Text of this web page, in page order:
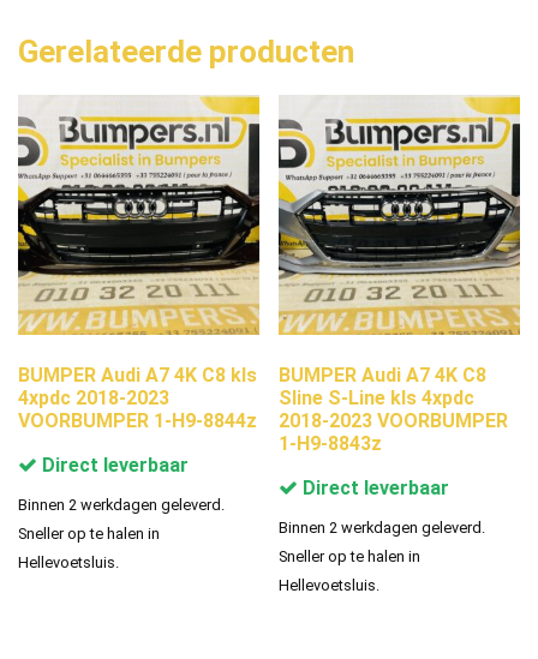
Gerelateerde producten
BUMPER Audi A7 4K C8 kls
4xpdc 2018-2023
VOORBUMPER 1-H9-8844z
Direct leverbaar
Binnen 2 werkdagen geleverd.
Sneller op te halen in
Hellevoetsluis.
BUMPER Audi A7 4K C8
Sline S-Line kls 4xpdc
2018-2023 VOORBUMPER
1-H9-8843z
Direct leverbaar
Binnen 2 werkdagen geleverd.
Sneller op te halen in
Hellevoetsluis.